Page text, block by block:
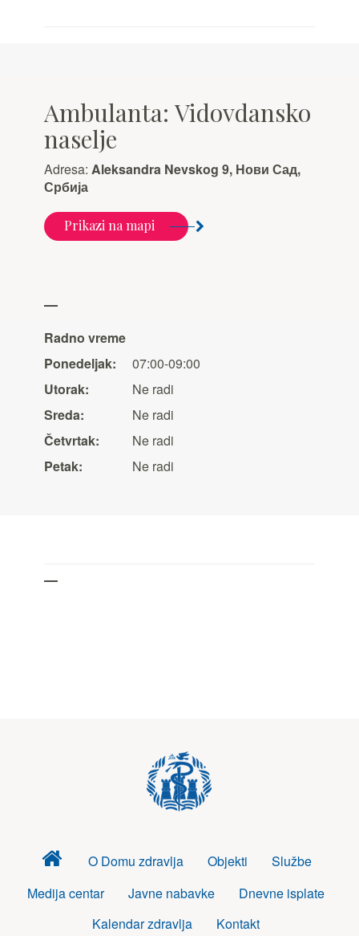
Ambulanta: Vidovdansko
naselje
Adresa: Aleksandra Nevskog 9, Нови Сад,
Србија
Prikazi na mapi
Radno vreme
Ponedeljak:
07:00-09:00
Utorak:
Ne radi
Sreda:
Ne radi
Četvrtak:
Ne radi
Petak:
Ne radi
Dom
zdravlja
O Domu zdravlja Objekti
Službe
Medija centar
Javne nabavke
Dnevne isplate
Kalendar zdravlja
Kontakt